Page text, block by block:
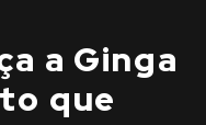
a Ginga
que